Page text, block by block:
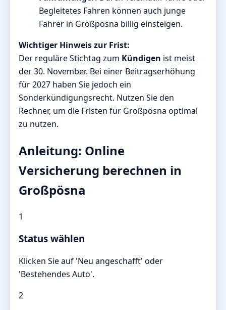
Begleitetes Fahren können auch junge
Fahrer in Großpösna billig einsteigen.
Wichtiger Hinweis zur Frist:
Der reguläre Stichtag zum Kündigen ist meist
der 30. November. Bei einer Beitragserhöhung
für 2027 haben Sie jedoch ein
Sonderkündigungsrecht. Nutzen Sie den
Rechner, um die Fristen für Großpösna optimal
zu nutzen.
Anleitung: Online
Versicherung berechnen in
Großpösna
1
Status wählen
Klicken Sie auf 'Neu angeschafft' oder
'Bestehendes Auto'.
2